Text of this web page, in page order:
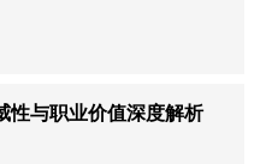
性与职业价值深度解析